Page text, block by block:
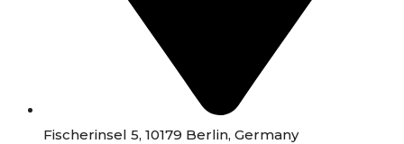
Fischerinsel 5, 10179 Berlin, Germany